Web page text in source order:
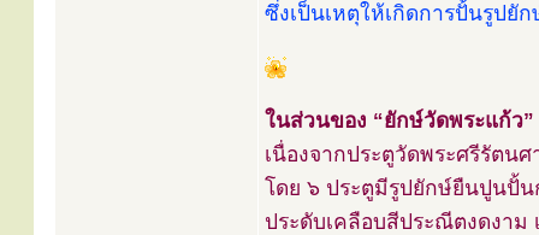
ซึ่งเป็นเหตุให้เกิดการปั้นรูปยั
ในส่วนของ “ยักษ์วัดพระแก้ว
เนื่องจากประตูวัดพระศรีรัตน
โดย ๖ ประตูมีรูปยักษ์ยืนปูนปั้
ประดับเคลือบสีประณีตงดงาม